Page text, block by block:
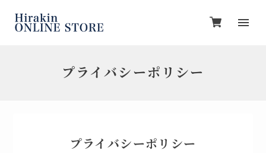
プライバシーポリシー
プライバシーポリシー